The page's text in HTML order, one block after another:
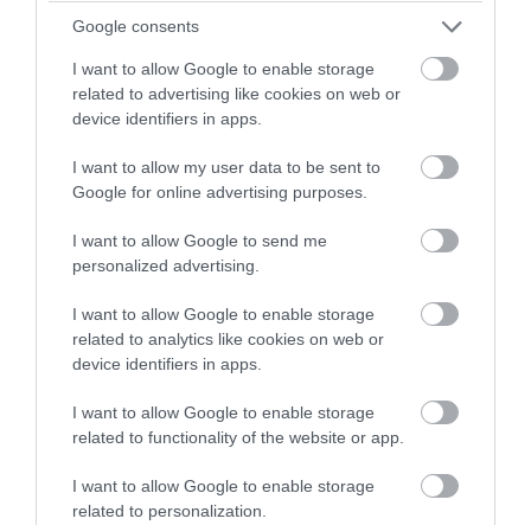
Google consents
I want to allow Google to enable storage
related to advertising like cookies on web or
device identifiers in apps.
I want to allow my user data to be sent to
Google for online advertising purposes.
I want to allow Google to send me
personalized advertising.
I want to allow Google to enable storage
related to analytics like cookies on web or
device identifiers in apps.
I want to allow Google to enable storage
related to functionality of the website or app.
I want to allow Google to enable storage
related to personalization.
PRONEWS.GR /ΔΙΕΘΝΗΣ ΑΣΦΑΛΕΙΑ
πείσουν τον Ν.Τραμπ να χτυπήσει το Ιράν
– Η εμπλοκή του Μ.Αχμαντινετζάντ
06.08.2026 | 21:59